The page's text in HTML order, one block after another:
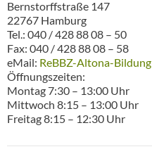
Bernstorffstraße 147
22767 Hamburg
Tel.: 040 / 428 88 08 – 50
Fax: 040 / 428 88 08 – 58
eMail: ReBBZ-Altona-Bildung
Öffnungszeiten:
Montag 7:30 – 13:00 Uhr
Mittwoch 8:15 – 13:00 Uhr
Freitag 8:15 – 12:30 Uhr